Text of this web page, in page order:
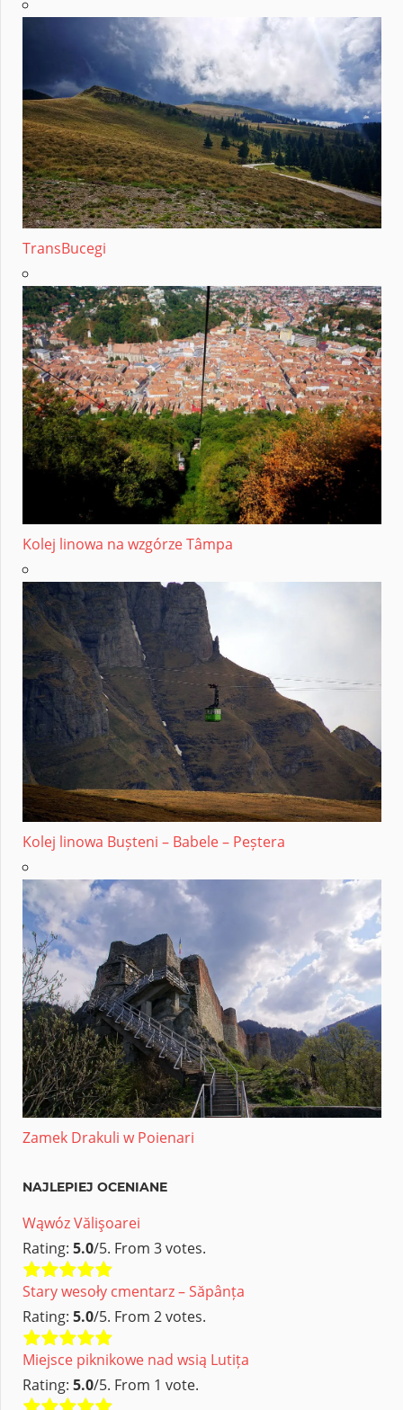
TransBucegi
Kolej linowa na wzgórze Tâmpa
Kolej linowa Bușteni – Babele – Peștera
Zamek Drakuli w Poienari
NAJLEPIEJ OCENIANE
Wąwóz Vălişoarei
Rating: 5.0/5. From 3 votes.
Stary wesoły cmentarz – Săpânța
Rating: 5.0/5. From 2 votes.
Miejsce piknikowe nad wsią Lutița
Rating: 5.0/5. From 1 vote.